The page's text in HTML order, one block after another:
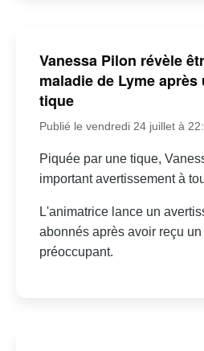
Vanessa Pilon révèle
maladie de Lyme
tique
Publié le vendredi 24 juillet à
Piquée par une tique,
important avertissement à
L'animatrice lance un
abonnés après avoir reçu
préoccupant.